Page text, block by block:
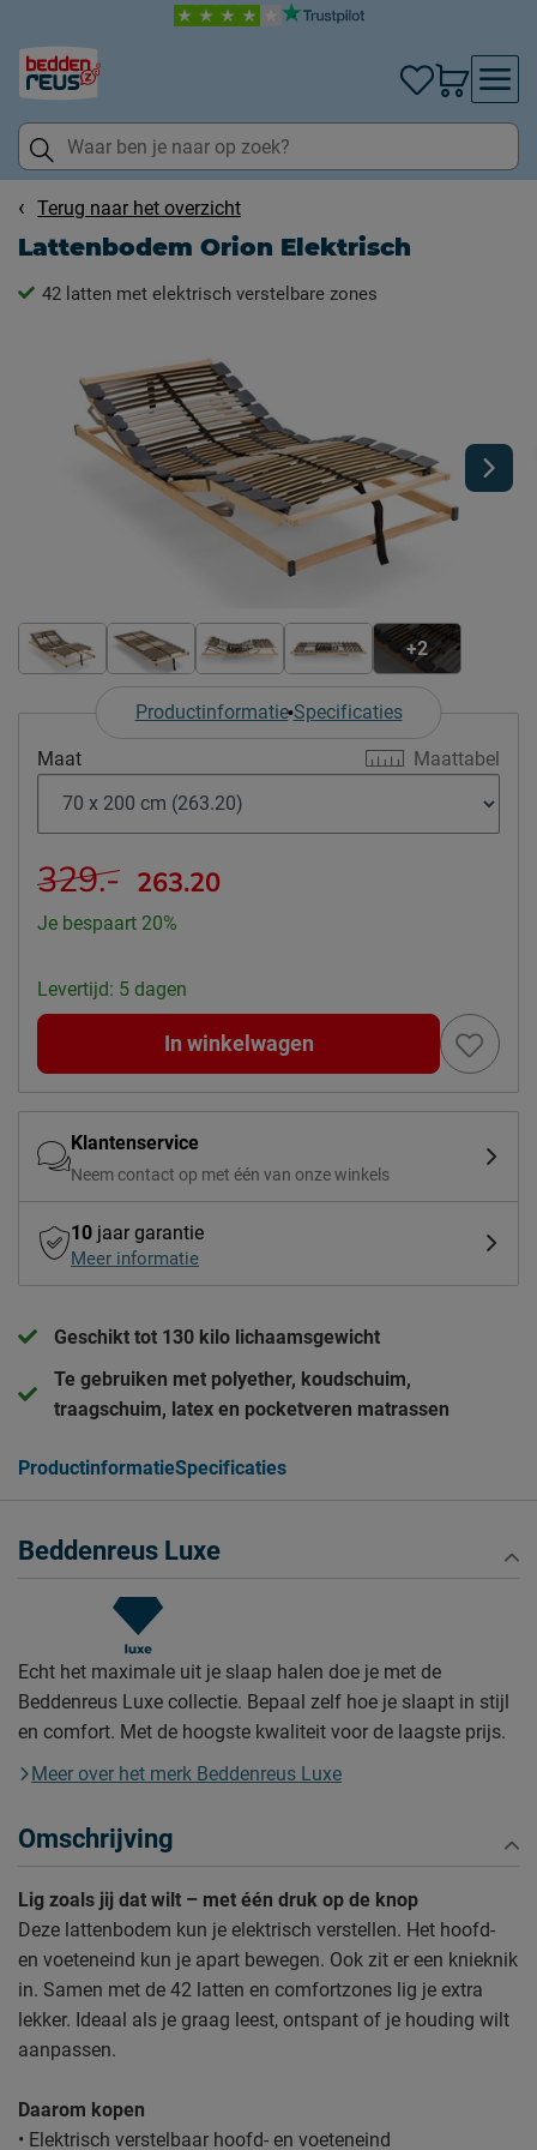
Terug naar het overzicht
Lattenbodem Orion Elektrisch
42 latten met elektrisch verstelbare zones
+2
Productinformatie Specificaties
Maattabel
Maat
329.- 263.20
Je bespaart 20%
Levertijd: 5 dagen
In winkelwagen
Klantenservice
Neem contact op met één van onze winkels
10 jaar garantie
Meer informatie
Geschikt tot 130 kilo lichaamsgewicht
Te gebruiken met polyether, koudschuim,
traagschuim, latex en pocketveren matrassen
ProductinformatieSpecificaties
Beddenreus Luxe
Echt het maximale uit je slaap halen doe je met de
Beddenreus Luxe collectie. Bepaal zelf hoe je slaapt in stijl
en comfort. Met de hoogste kwaliteit voor de laagste prijs.
Meer over het merk Beddenreus Luxe
Omschrijving
Lig zoals jij dat wilt – met één druk op de knop
Deze lattenbodem kun je elektrisch verstellen. Het hoofd-
en voeteneind kun je apart bewegen. Ook zit er een knieknik
in. Samen met de 42 latten en comfortzones lig je extra
lekker. Ideaal als je graag leest, ontspant of je houding wilt
aanpassen.
Daarom kopen
• Elektrisch verstelbaar hoofd- en voeteneind